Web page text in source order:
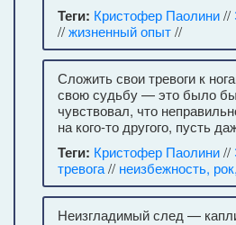
Теги: Кристофер Паолини//
//жизненный опыт//
Сложить свои тревоги к
свою судьбу — это было
чувствовал, что
на кого-то другого, пусть
Теги: Кристофер Паолини//
тревога// неизбежность,
Неизгладимый след —